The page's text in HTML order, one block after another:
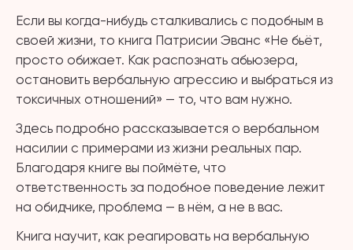
Если вы когда-нибудь сталкивались с подобным в
своей жизни, то книга Патрисии Эванс «Не бьёт,
просто обижает. Как распознать абьюзера,
остановить вербальную агрессию и выбраться из
токсичных отношений» — то, что вам нужно.
Здесь подробно рассказывается о вербальном
насилии с примерами из жизни реальных пар.
Благодаря книге вы поймёте, что
ответственность за подобное поведение лежит
на обидчике, проблема — в нём, а не в вас.
Книга научит, как реагировать на вербальную